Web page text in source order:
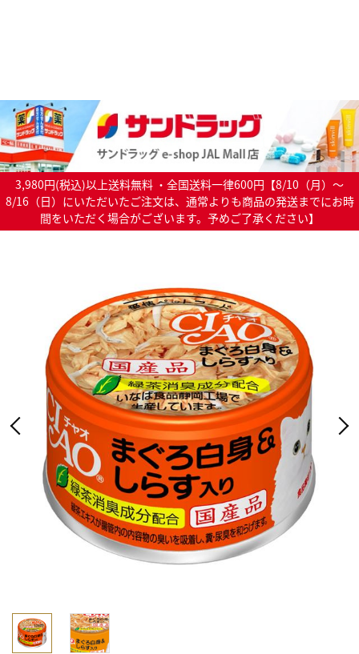
3,980円(税込)以上送料無料 ・全国送料一律600円【8/10（月）～
8/16（日）にいただいたご注文は、通常よりも商品の発送までにお時
間をいただく場合がございます。予めご了承ください】